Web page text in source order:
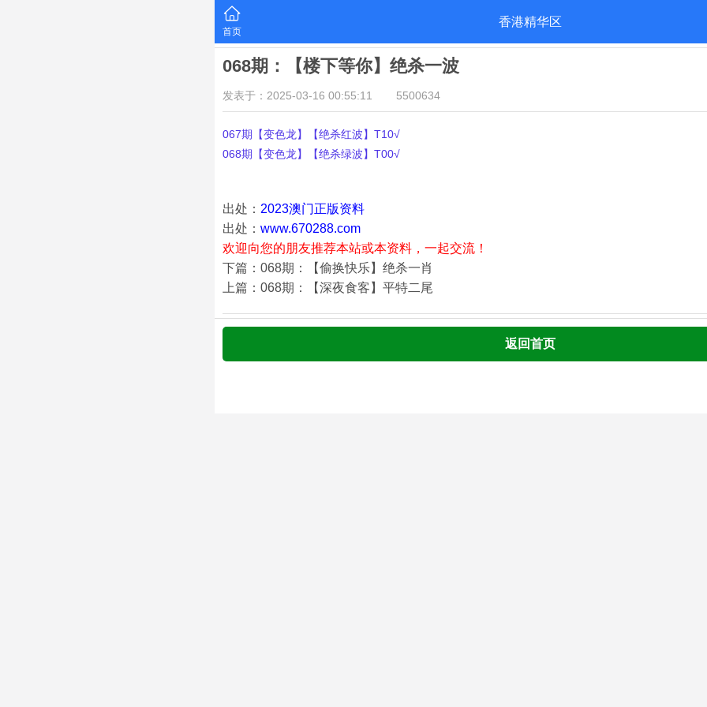
首页
香港精华区
068期：【楼下等你】绝杀一波
发表于：2025-03-16 00:55:11 5500634
067期【变色龙】【绝杀红波】T10√
068期【变色龙】【绝杀绿波】T00√
出处： 2023澳门正版资料
出处： www.670288.com
欢迎向您的朋友推荐本站或本资料，一起交流！
下篇：068期：【偷换快乐】绝杀一肖
上篇：068期：【深夜食客】平特二尾
返回首页